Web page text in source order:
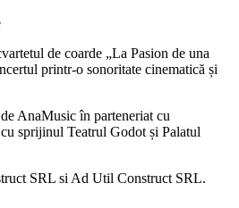
de coarde „La Pasion de una
printr-o sonoritate cinematică și
AnaMusic în parteneriat cu
sprijinul Teatrul Godot și Palatul
SRL si Ad Util Construct SRL.